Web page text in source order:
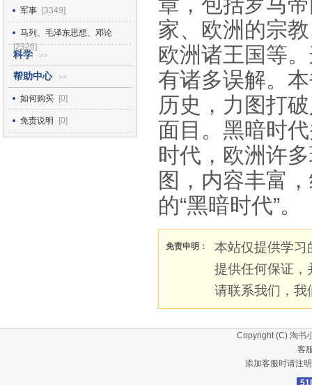
军事 [3349]
马列、毛泽东思想、邓论
[2326]
科学 >>
帮助中心 >>
如何购买 [0]
免责说明 [0]
家、欧洲的宗
欧洲诸王国等
有诸多误解。
历史，力图打
面目。黑暗时
时代，欧洲许
图，内容丰富
的“黑暗时代”。
免责申明：
本站仅提供学习
提供任何保证，
请联系我们，我
Copyright (C) 淘书
客
添加客服时请注